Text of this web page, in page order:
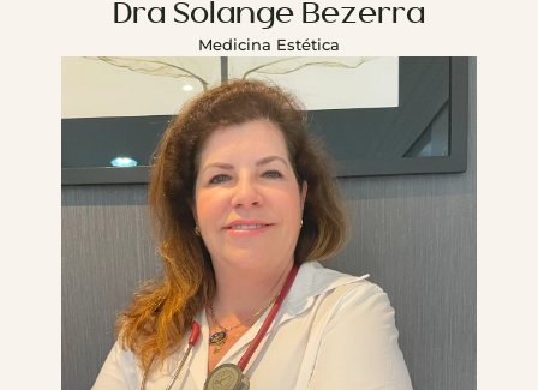
Dra Solange Bezerra
Medicina Estética